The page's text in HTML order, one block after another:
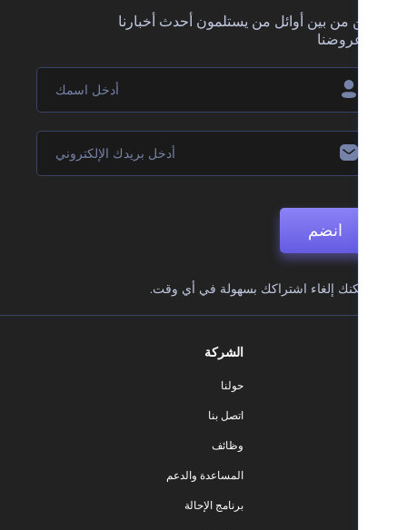
من بين أوائل من يستلمون أحدث أخبارنا
إلغاء اشتراكك بسهولة في أي وقت.
المساعدة والدعم
برنامج الإحالة